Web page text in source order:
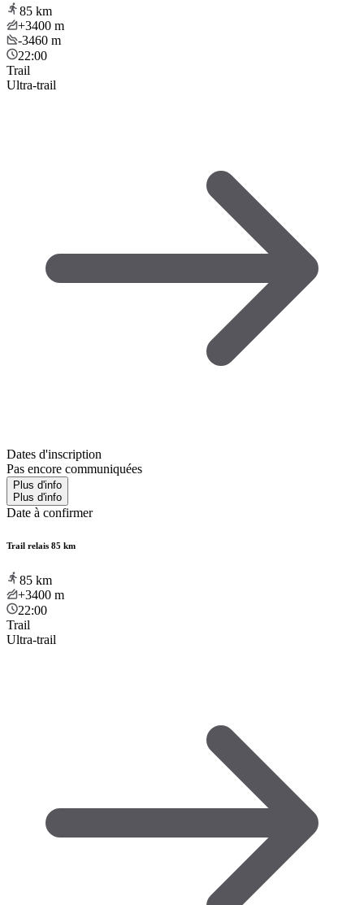
85 km
+3400 m
-3460 m
22:00
Trail
Ultra-trail
Dates d'inscription
Pas encore communiquées
Plus d'info
Plus d'info
Date à confirmer
Trail relais 85 km
85 km
+3400 m
22:00
Trail
Ultra-trail